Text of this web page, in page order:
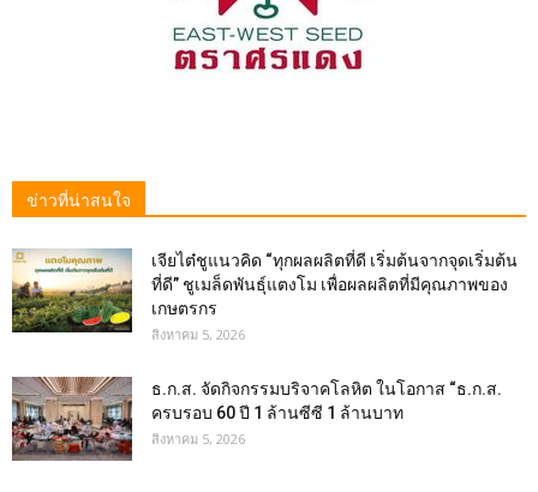
ข่าวที่น่าสนใจ
เจียไต๋ชูแนวคิด “ทุกผลผลิตที่ดี เริ่มต้นจากจุดเริ่มต้น
ที่ดี” ชูเมล็ดพันธุ์แตงโม เพื่อผลผลิตที่มีคุณภาพของ
เกษตรกร
สิงหาคม 5, 2026
ธ.ก.ส. จัดกิจกรรมบริจาคโลหิต ในโอกาส “ธ.ก.ส.
ครบรอบ 60 ปี 1 ล้านซีซี 1 ล้านบาท
สิงหาคม 5, 2026